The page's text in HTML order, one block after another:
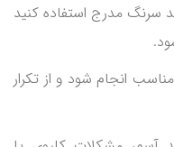
سرنگ مدرج استفاده کنید
انجام شود و از تکرار